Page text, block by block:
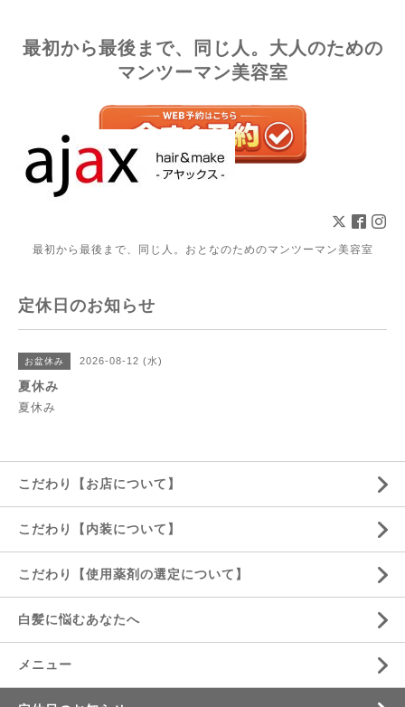
最初から最後まで、同じ人。大人のための
マンツーマン美容室
最初から最後まで、同じ人。おとなのためのマンツーマン美容室
定休日のお知らせ
お盆休み 2026-08-12 (水)
夏休み
夏休み
こだわり【お店について】
こだわり【内装について】
こだわり【使用薬剤の選定について】
白髪に悩むあなたへ
メニュー